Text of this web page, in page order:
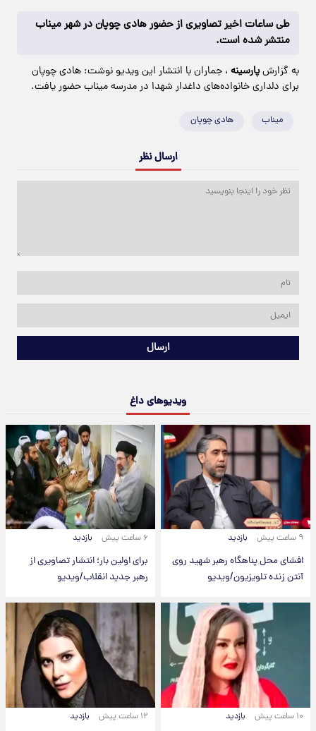
طی ساعات اخیر تصاویری از حضور هادی چوپان در شهر میناب
منتشر شده است.
به گزارشپارسینه ، جماران با انتشار این ویدیو نوشت: هادی چوپان
برای دلداری خانواده‌های داغدار شهدا در مدرسه میناب حضور یافت.
میناب هادی چوپان
ارسال نظر
ارسال
ویدیوهای داغ
۹ ساعت پیش بازدید
افشای محل پناهگاه‌ رهبر شهید روی
آنتن زنده تلویزیون/ویدیو
۶ ساعت پیش بازدید
برای اولین بار؛ انتشار تصاویری از
رهبر جدید انقلاب/ویدیو
۱۰ ساعت پیش بازدید ۱۲ ساعت پیش بازدید